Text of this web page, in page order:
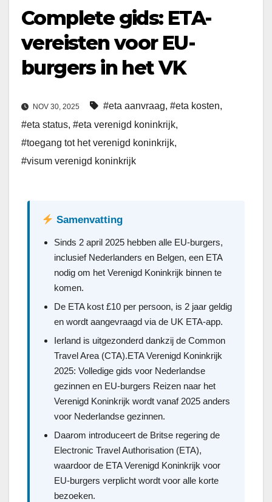
Complete gids: ETA-
vereisten voor EU-
burgers in het VK
NOV 30, 2025 #eta aanvraag, #eta kosten,
#eta status, #eta verenigd koninkrijk,
#toegang tot het verenigd koninkrijk,
#visum verenigd koninkrijk
Samenvatting
Sinds 2 april 2025 hebben alle EU-burgers,
inclusief Nederlanders en Belgen, een ETA
nodig om het Verenigd Koninkrijk binnen te
komen.
De ETA kost £10 per persoon, is 2 jaar geldig
en wordt aangevraagd via de UK ETA-app.
Ierland is uitgezonderd dankzij de Common
Travel Area (CTA).ETA Verenigd Koninkrijk
2025: Volledige gids voor Nederlandse
gezinnen en EU-burgers Reizen naar het
Verenigd Koninkrijk wordt vanaf 2025 anders
voor Nederlandse gezinnen.
Daarom introduceert de Britse regering de
Electronic Travel Authorisation (ETA),
waardoor de ETA Verenigd Koninkrijk voor
EU-burgers verplicht wordt voor alle korte
bezoeken.